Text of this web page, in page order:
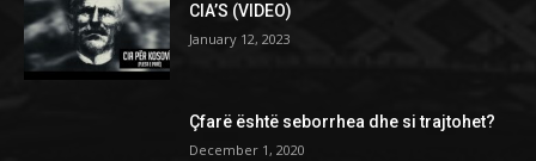
CIA’S (VIDEO)
January 12, 2023
Çfarë është seborrhea dhe si trajtohet?
December 1, 2020